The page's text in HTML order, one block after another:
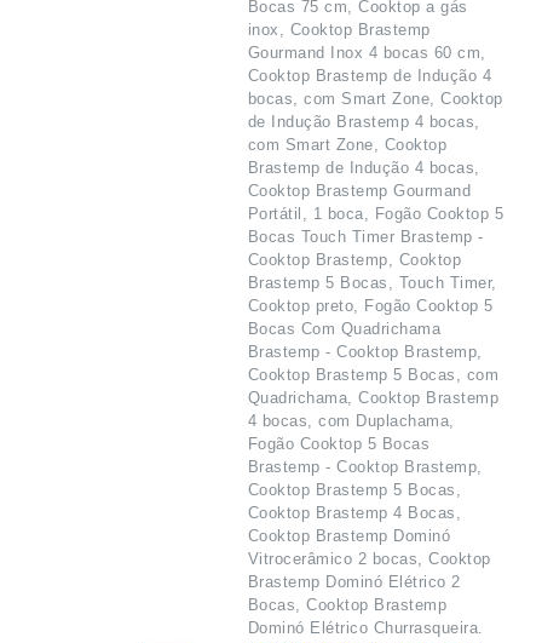
Bocas 75 cm, Cooktop a gás
inox, Cooktop Brastemp
Gourmand Inox 4 bocas 60 cm,
Cooktop Brastemp de Indução 4
bocas, com Smart Zone, Cooktop
de Indução Brastemp 4 bocas,
com Smart Zone, Cooktop
Brastemp de Indução 4 bocas,
Cooktop Brastemp Gourmand
Portátil, 1 boca, Fogão Cooktop 5
Bocas Touch Timer Brastemp -
Cooktop Brastemp, Cooktop
Brastemp 5 Bocas, Touch Timer,
Cooktop preto, Fogão Cooktop 5
Bocas Com Quadrichama
Brastemp - Cooktop Brastemp,
Cooktop Brastemp 5 Bocas, com
Quadrichama, Cooktop Brastemp
4 bocas, com Duplachama,
Fogão Cooktop 5 Bocas
Brastemp - Cooktop Brastemp,
Cooktop Brastemp 5 Bocas,
Cooktop Brastemp 4 Bocas,
Cooktop Brastemp Dominó
Vitrocerâmico 2 bocas, Cooktop
Brastemp Dominó Elétrico 2
Bocas, Cooktop Brastemp
Dominó Elétrico Churrasqueira.